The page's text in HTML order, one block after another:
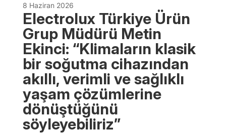
8 Haziran 2026
Electrolux Türkiye Ürün
Grup Müdürü Metin
Ekinci: “Klimaların klasik
bir soğutma cihazından
akıllı, verimli ve sağlıklı
yaşam çözümlerine
dönüştüğünü
söyleyebiliriz”